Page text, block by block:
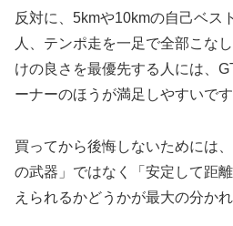
反対に、5kmや10kmの自己ベス
人、テンポ走を一足で全部こな
けの良さを最優先する人には、
ーナーのほうが満足しやすいです
買ってから後悔しないためには
の武器」ではなく「安定して距
えられるかどうかが最大の分かれ